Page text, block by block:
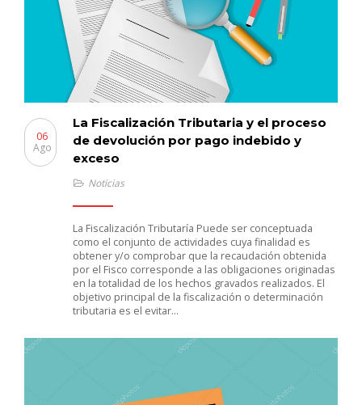
La Fiscalización Tributaria y el proceso
de devolución por pago indebido y
exceso
06
Ago
Noticias
La Fiscalización Tributaría Puede ser conceptuada
como el conjunto de actividades cuya finalidad es
obtener y/o comprobar que la recaudación obtenida
por el Fisco corresponde a las obligaciones originadas
en la totalidad de los hechos gravados realizados. El
objetivo principal de la fiscalización o determinación
tributaria es el evitar…